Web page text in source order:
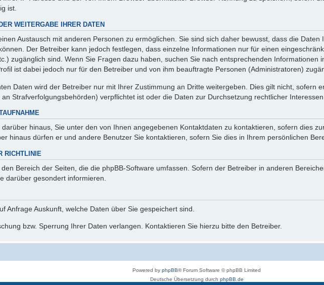
ist.
WEITERGABE IHRER DATEN
Austausch mit anderen Personen zu ermöglichen. Sie sind sich daher bewusst, dass die
Der Betreiber kann jedoch festlegen, dass einzelne Informationen nur für einen
zugänglich sind. Wenn Sie Fragen dazu haben, suchen Sie nach entsprechenden Informationen
ist dabei jedoch nur für den Betreiber und von ihm beauftragte Personen (Administratoren)
Daten wird der Betreiber nur mit Ihrer Zustimmung an Dritte weitergeben. Dies gilt nicht, sofern
Strafverfolgungsbehörden) verpflichtet ist oder die Daten zur Durchsetzung rechtlicher Interessen
hinaus, Sie unter den von Ihnen angegebenen Kontaktdaten zu kontaktieren, sofern dies
hinaus dürfen er und andere Benutzer Sie kontaktieren, sofern Sie dies in Ihrem persönlichen
RICHTLINIE
Bereich der Seiten, die die phpBB-Software umfassen. Sofern der Betreiber in anderen
darüber gesondert informieren.
Anfrage Auskunft, welche Daten über Sie gespeichert sind.
bzw. Sperrung Ihrer Daten verlangen. Kontaktieren Sie hierzu bitte den Betreiber.
Powered by phpBB® Forum Software © phpBB Limited
Deutsche Übersetzung durch phpBB.de